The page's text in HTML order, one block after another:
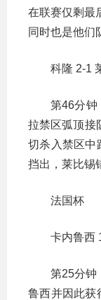
在联赛仅剩最
同时也是他们
科隆 2-1
第46分钟
拉禁区弧顶接
切杀入禁区中
挡出，莱比锡
法国杯
卡内鲁西
第25分钟
鲁西并因此获